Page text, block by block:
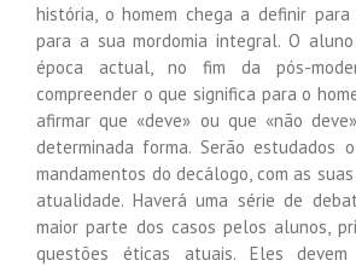
história, o homem chega a definir
para a sua mordomia integral. O
época actual, no fim da pós-
compreender o que significa para o
afirmar que «deve» ou que «não
determinada forma. Serão estudados
mandamentos do decálogo, com as
atualidade. Haverá uma série de
maior parte dos casos pelos alunos,
questões éticas atuais. Eles